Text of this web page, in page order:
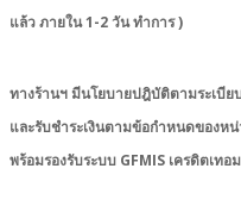
แล้ว ภายใน 1-2 วัน ทำการ )
ทางร้านฯ มีนโยบายปฎิบัติตามระเบีย
และรับชำระเงินตามข้อกำหนดของห
พร้อมรองรับระบบ GFMIS เครดิตเทอ